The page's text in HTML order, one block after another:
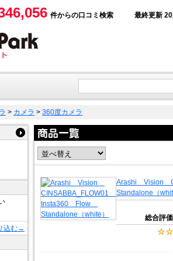
件からの口コミ検索 最終更新
> カメラ > 360度カメラ
込む→
Arashi Vision
Standalone（
総合評価